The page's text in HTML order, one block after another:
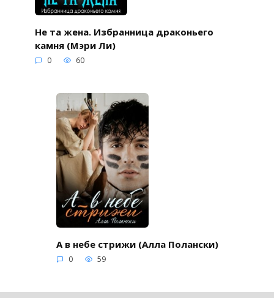
Не та жена. Избранница драконьего
камня (Мэри Ли)
0 60
А в небе стрижи (Алла Полански)
0 59